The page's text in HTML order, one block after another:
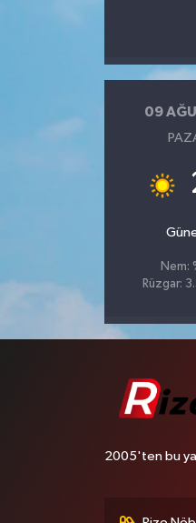
09
Nem:
Rüzgar:
2005'ten bu